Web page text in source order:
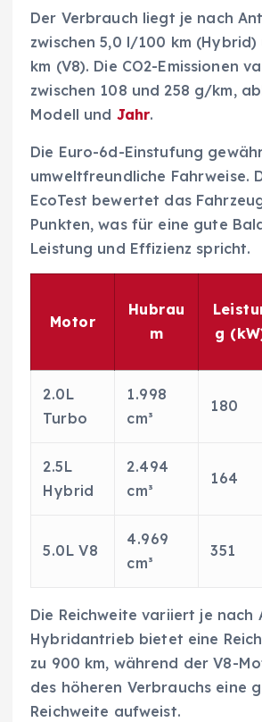
Der Verbrauch liegt je nach
zwischen 5,0 l/100 km (Hybrid)
km (V8). Die CO2-Emissionen
zwischen 108 und 258 g/km,
Modell und Jahr.
Die Euro-6d-Einstufung
umweltfreundliche Fahrweise.
EcoTest bewertet das
Punkten, was für eine gute
Leistung und Effizienz spricht.
Motor
Hubrau
m
g
2.0L
Turbo
1.998
cm³
180
2.5L
Hybrid
2.494
cm³
164
5.0L V8
4.969
cm³
351
Die Reichweite variiert je nach
Hybridantrieb bietet eine
zu 900 km, während der V8-
des höheren Verbrauchs eine
Reichweite aufweist.